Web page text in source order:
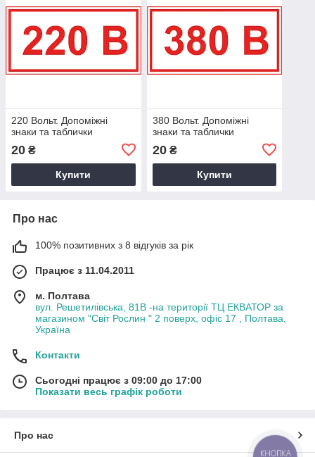
220 Вольт. Допоміжні
знаки та таблички
20 ₴
Купити
380 Вольт. Допоміжні
знаки та таблички
20₴
Купити
Про нас
100% позитивних з 8 відгуків за рік
Працює з 11.04.2011
м. Полтава
вул. Решетилівська, 81В -на території ТЦ ЕКВАТОР за
магазином "Світ Рослин " 2 поверх, офіс 17 , Полтава,
Україна
Контакти
Сьогодні працює з 09:00 до 17:00
Показати весь графік роботи
Про нас
КНОПКА